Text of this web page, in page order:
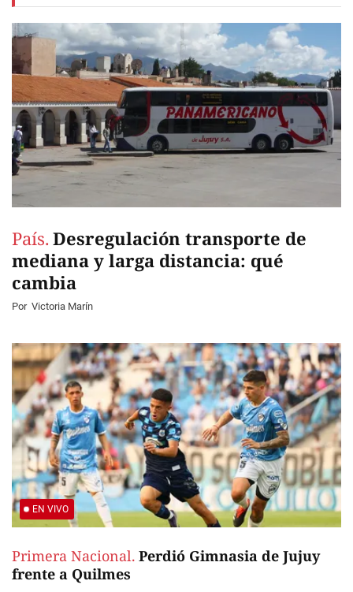
País. Desregulación transporte de
mediana y larga distancia: qué
cambia
Por Victoria Marín
EN VIVO
Primera Nacional. Perdió Gimnasia de Jujuy
frente a Quilmes